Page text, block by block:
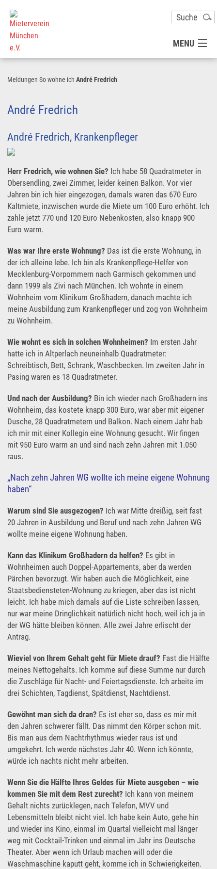
MENU
UNSER VEREIN
PRESSE
UNSER SERVICE FÜR SIE
Meldungen So wohne ich André Fredrich
André Fredrich
André Fredrich, Krankenpfleger
Herr Fredrich, wie wohnen Sie? Ich habe 58 Quadratmeter in
Obersendling, zwei Zimmer, leider keinen Balkon. Vor vier
Jahren bin ich hier eingezogen, damals waren das 670 Euro
Kaltmiete, inzwischen wurde die Miete um 100 Euro erhöht. Ich
zahle jetzt 770 und 120 Euro Nebenkosten, also knapp 900
Euro warm.
Was war Ihre erste Wohnung? Das ist die erste Wohnung, in
der ich alleine lebe. Ich bin als Krankenpflege-Helfer von
Mecklenburg-Vorpommern nach Garmisch gekommen und
dann 1999 als Zivi nach München. Ich wohnte in einem
Wohnheim vom Klinikum Großhadern, danach machte ich
meine Ausbildung zum Krankenpfleger und zog von Wohnheim
zu Wohnheim.
Wie wohnt es sich in solchen Wohnheimen? Im ersten Jahr
hatte ich in Altperlach neuneinhalb Quadratmeter:
Schreibtisch, Bett, Schrank, Waschbecken. Im zweiten Jahr in
Pasing waren es 18 Quadratmeter.
Und nach der Ausbildung? Bin ich wieder nach Großhadern ins
Wohnheim, das kostete knapp 300 Euro, war aber mit eigener
Dusche, 28 Quadratmetern und Balkon. Nach einem Jahr hab
ich mir mit einer Kollegin eine Wohnung gesucht. Wir fingen
mit 950 Euro warm an und sind nach zehn Jahren mit 1.050
raus.
„Nach zehn Jahren WG wollte ich meine eigene Wohnung
haben“
Warum sind Sie ausgezogen? Ich war Mitte dreißig, seit fast
20 Jahren in Ausbildung und Beruf und nach zehn Jahren WG
wollte meine eigene Wohnung haben.
Kann das Klinikum Großhadern da helfen? Es gibt in
Wohnheimen auch Doppel-Appartements, aber da werden
Pärchen bevorzugt. Wir haben auch die Möglichkeit, eine
Staatsbediensteten-Wohnung zu kriegen, aber das ist nicht
leicht. Ich habe mich damals auf die Liste schreiben lassen,
nur war meine Dringlichkeit natürlich nicht hoch, weil ich ja in
der WG hätte bleiben können. Alle zwei Jahre erlischt der
Antrag.
Wieviel von Ihrem Gehalt geht für Miete drauf? Fast die Hälfte
meines Nettogehalts. Ich komme auf diese Summe nur durch
die Zuschläge für Nacht- und Feiertagsdienste. Ich arbeite im
drei Schichten, Tagdienst, Spätdienst, Nachtdienst.
Gewöhnt man sich da dran? Es ist eher so, dass es mir mit
den Jahren schwerer fällt. Das nimmt den Körper schon mit.
Bis man aus dem Nachtrhythmus wieder raus ist und
umgekehrt. Ich werde nächstes Jahr 40. Wenn ich könnte,
würde ich nachts nicht mehr arbeiten.
Wenn Sie die Hälfte Ihres Geldes für Miete ausgeben – wie
kommen Sie mit dem Rest zurecht? Ich kann von meinem
Gehalt nichts zurücklegen, nach Telefon, MVV und
Lebensmitteln bleibt nicht viel. Ich habe kein Auto, gehe hin
und wieder ins Kino, einmal im Quartal vielleicht mal länger
weg mit Cocktail-Trinken und einmal im Jahr ins Deutsche
Theater. Aber wenn ich Urlaub machen will oder die
Waschmaschine kaputt geht, komme ich in Schwierigkeiten.